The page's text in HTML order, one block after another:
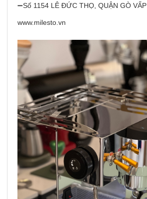
➖Số 1154 LÊ ĐỨC THỌ, QUẬN GÒ VẤP
www.milesto.vn